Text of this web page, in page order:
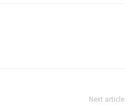
Next article